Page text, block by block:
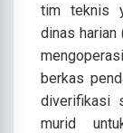
tim teknis
dinas harian
berkas
diverifikasi
murid